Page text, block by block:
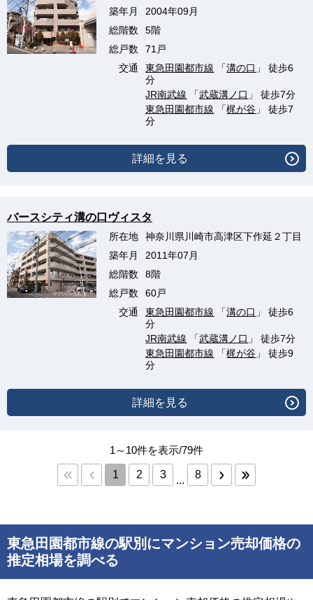
築年月
2004年09月
総階数
5階
総戸数
71戸
交通
東急田園都市線 「溝の口 」 徒歩6
分
JR南武線 「武蔵溝ノ口 」 徒歩7分
東急田園都市線 「梶が谷 」 徒歩7
分
詳細を見る
バースシティ溝の口ヴィスタ
所在地
神奈川県川崎市高津区下作延２丁目
築年月
2011年07月
総階数
8階
総戸数
60戸
交通
東急田園都市線 「溝の口 」 徒歩6
分
JR南武線 「武蔵溝ノ口 」 徒歩7分
東急田園都市線 「梶が谷 」 徒歩9
分
詳細を見る
1～10件を表示/79件
1 2 3 ... 8
東急田園都市線の駅別にマンション売却価格の
推定相場を調べる